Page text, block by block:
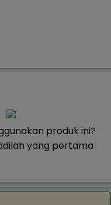
produk ini?
yang pertama